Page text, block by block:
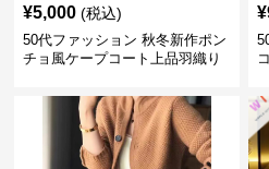
¥5,000 (税込)
50代ファッション 秋冬新作ポン
チョ風ケープコート上品羽織り
¥